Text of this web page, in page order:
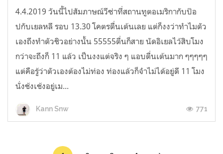
4.4.2019 วันนี้ไปสัมภาษณ์วีซ่าที่สถานทูตอเมริกากับป๊อ
ปกับเยลหลี รอบ 13.30 โคตรตื่นเต้นเลย แต่ก็งงว่าทำไมตัว
เองถึงทำตัวชิวอย่างนั้น 55555ตื่นก็สาย นัดอิเยลไว้สิบโมง
กว่าจะถึงก็ 11 แล้ว เป็นงงแต่จริง ๆ แอบตื่นเต้นมาก ๆๆๆๆๆ
แต่คือรู้ว่าตัวเองต้องไม่ท่อง ท่องแล้วก็จำไม่ได้อยู่ดี 11 โมง
นั่งช้งเช้งอยู่เม...
Kann Snw 771